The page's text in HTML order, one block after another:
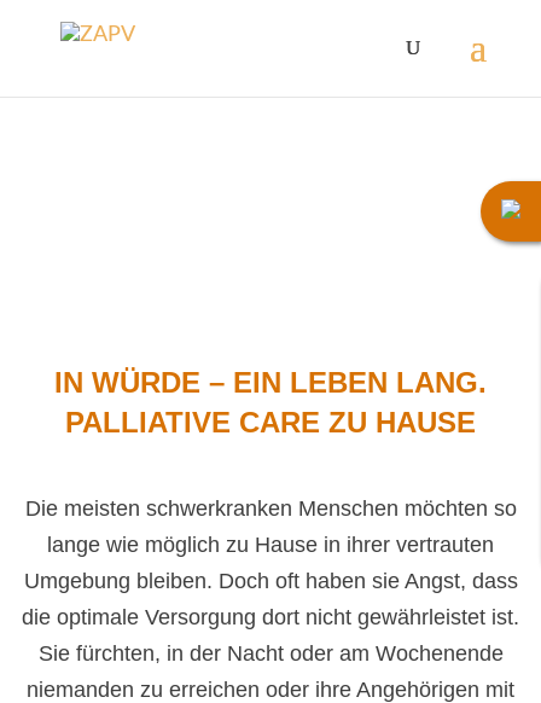
IN WÜRDE – EIN LEBEN LANG.
PALLIATIVE CARE ZU HAUSE
Die meisten schwerkranken Menschen möchten so
lange wie möglich zu Hause in ihrer vertrauten
Umgebung bleiben. Doch oft haben sie Angst, dass
die optimale Versorgung dort nicht gewährleistet ist.
Sie fürchten, in der Nacht oder am Wochenende
niemanden zu erreichen oder ihre Angehörigen mit